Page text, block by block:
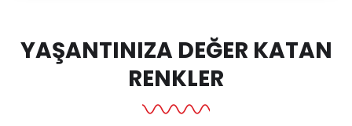
YAŞANTINIZA DEĞER KATAN
RENKLER